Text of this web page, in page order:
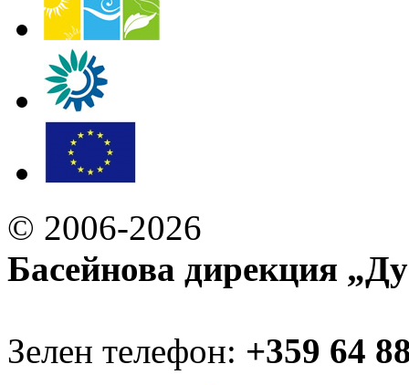
© 2006-2026
Басейнова дирекция
Зелен телефон: +359 64